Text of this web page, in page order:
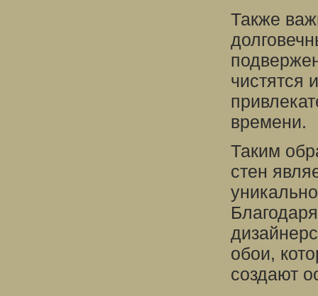
Также
чистятся
времени.
Таким
стен
обои,
создают